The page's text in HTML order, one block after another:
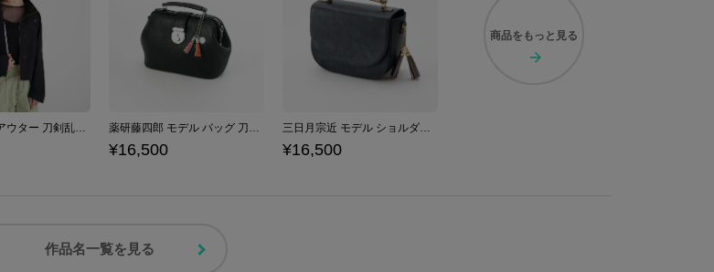
膝丸 モデル アウター 刀剣乱舞ONLINE 薬研藤四郎 モデル バッグ 刀剣乱舞ONLINE
¥16,500
三日月宗近 モデル ショルダーバッグ 刀剣乱舞ONLINE
¥16,500
商品を もっと見る
作品名一覧を見る